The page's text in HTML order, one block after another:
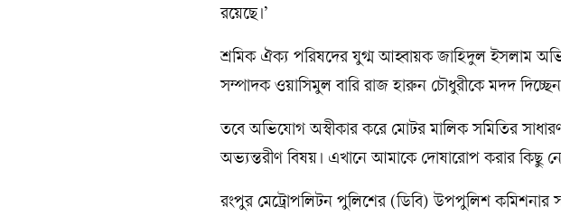
রয়েছে।’
শ্রমিক ঐক্য পরিষদের যুগ্ম আহ্বায়ক জাহিদুল ইসলাম
সম্পাদক ওয়াসিমুল বারি রাজ হারুন চৌধুরীকে মদদ
তবে অভিযোগ অস্বীকার করে মোটর মালিক সমিতির
অভ্যন্তরীণ বিষয়। এখানে আমাকে দোষারোপ করার কিছু
রংপুর মেট্রোপলিটন পুলিশের (ডিবি) উপপুলিশ কমিশনার